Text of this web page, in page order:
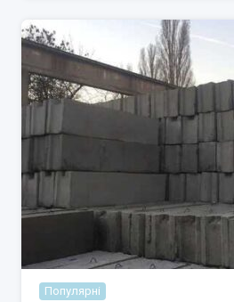
Популярні